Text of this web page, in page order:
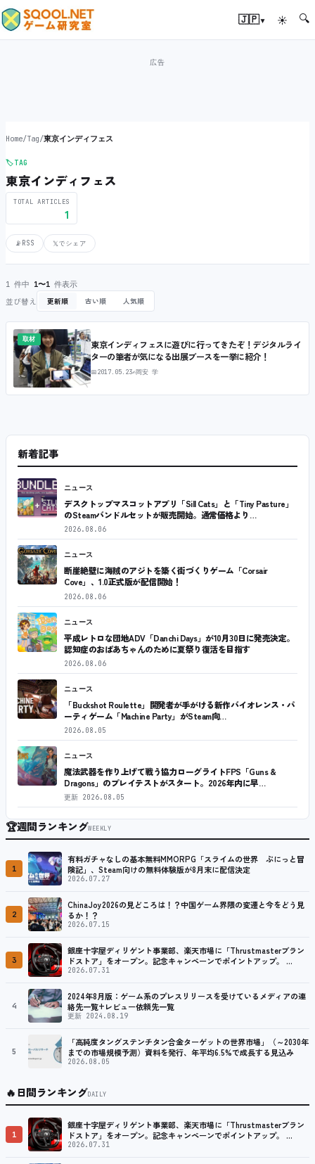
🇯🇵▾ ☀ 🔍
Home/Tag/東京インディフェス
🏷️TAG
東京インディフェス
TOTAL ARTICLES
1
📡 RSS 𝕏でシェア
1 件中 1〜1 件表示
並び替え 更新順 古い順 人気順
取材
東京インディフェスに遊びに行ってきたぞ！デジタルライ
ターの筆者が気になる出展ブースを一挙に紹介！
📅2017.05.23✍岡安 学
新着記事
ニュース
デスクトップマスコットアプリ「Sill Cats」と「Tiny Pasture」
のSteamバンドルセットが販売開始。通常価格より…
2026.08.06
ニュース
断崖絶壁に海賊のアジトを築く街づくりゲーム「Corsair
Cove」、1.0正式版が配信開始！
2026.08.06
ニュース
平成レトロな団地ADV「Danchi Days」が10月30日に発売決定。
認知症のおばあちゃんのために夏祭り復活を目指す
2026.08.06
ニュース
「Buckshot Roulette」開発者が手がける新作バイオレンス・パ
ーティゲーム「Machine Party」がSteam向…
2026.08.05
ニュース
魔法武器を作り上げて戦う協力ローグライトFPS「Guns &
Dragons」のプレイテストがスタート。2026年内に早…
更新 2026.08.05
🏆週間ランキングWEEKLY
1
有料ガチャなしの基本無料MMORPG「スライムの世界 ぷにっと冒
険記」、Steam向けの無料体験版が8月末に配信決定
2026.07.27
2
ChinaJoy2026の見どころは！？中国ゲーム界隈の変遷と今をどう見
るか！？
2026.07.15
3
銀座十字屋ディリゲント事業部、楽天市場に「Thrustmasterブラン
ドストア」をオープン。記念キャンペーンでポイントアップ。 …
2026.07.31
4
2024年8月版：ゲーム系のプレスリリースを受けているメディアの連
絡先一覧+レビュー依頼先一覧
更新 2024.08.19
5
「高純度タングステンチタン合金ターゲットの世界市場」（～2030年
までの市場規模予測）資料を発行、年平均6.5%で成長する見込み
2026.08.05
🔥日間ランキングDAILY
1
銀座十字屋ディリゲント事業部、楽天市場に「Thrustmasterブラン
ドストア」をオープン。記念キャンペーンでポイントアップ。 …
2026.07.31